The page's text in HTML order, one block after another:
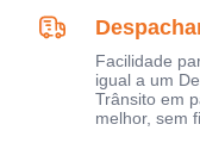
Facilidade
igual a um
Trânsito em
melhor, sem